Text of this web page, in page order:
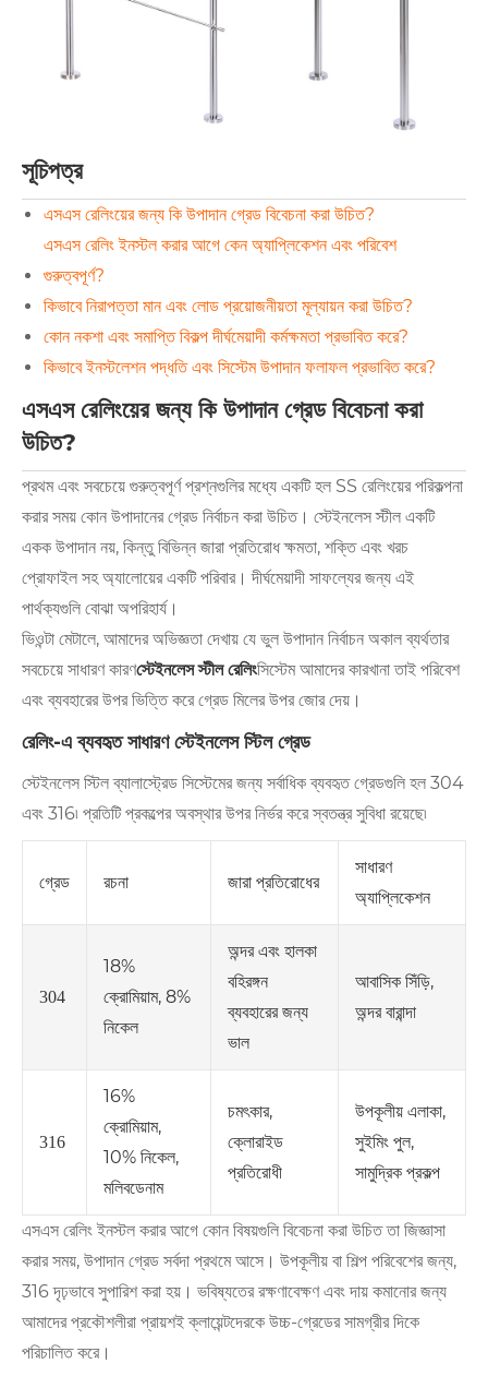
সূচিপত্র
এসএস রেলিংয়ের জন্য কি উপাদান গ্রেড বিবেচনা করা উচিত?
এসএস রেলিং ইনস্টল করার আগে কেন অ্যাপ্লিকেশন এবং পরিবেশ
গুরুত্বপূর্ণ?
কিভাবে নিরাপত্তা মান এবং লোড প্রয়োজনীয়তা মূল্যায়ন করা উচিত?
কোন নকশা এবং সমাপ্তি বিকল্প দীর্ঘমেয়াদী কর্মক্ষমতা প্রভাবিত করে?
কিভাবে ইনস্টলেশন পদ্ধতি এবং সিস্টেম উপাদান ফলাফল প্রভাবিত করে?
এসএস রেলিংয়ের জন্য কি উপাদান গ্রেড বিবেচনা করা
উচিত?
প্রথম এবং সবচেয়ে গুরুত্বপূর্ণ প্রশ্নগুলির মধ্যে একটি হল SS রেলিংয়ের পরিকল্পনা
করার সময় কোন উপাদানের গ্রেড নির্বাচন করা উচিত। স্টেইনলেস স্টীল একটি
একক উপাদান নয়, কিন্তু বিভিন্ন জারা প্রতিরোধ ক্ষমতা, শক্তি এবং খরচ
প্রোফাইল সহ অ্যালোয়ের একটি পরিবার। দীর্ঘমেয়াদী সাফল্যের জন্য এই
পার্থক্যগুলি বোঝা অপরিহার্য।
ভিওন্টা মেটালে, আমাদের অভিজ্ঞতা দেখায় যে ভুল উপাদান নির্বাচন অকাল ব্যর্থতার
সবচেয়ে সাধারণ কারণস্টেইনলেস স্টীল রেলিংসিস্টেম আমাদের কারখানা তাই পরিবেশ
এবং ব্যবহারের উপর ভিত্তি করে গ্রেড মিলের উপর জোর দেয়।
রেলিং-এ ব্যবহৃত সাধারণ স্টেইনলেস স্টিল গ্রেড
স্টেইনলেস স্টিল ব্যালাস্ট্রেড সিস্টেমের জন্য সর্বাধিক ব্যবহৃত গ্রেডগুলি হল 304
এবং 316৷ প্রতিটি প্রকল্পের অবস্থার উপর নির্ভর করে স্বতন্ত্র সুবিধা রয়েছে৷
গ্রেড রচনা জারা প্রতিরোধের
সাধারণ
অ্যাপ্লিকেশন
304
18%
ক্রোমিয়াম, 8%
নিকেল
অন্দর এবং হালকা
বহিরঙ্গন
ব্যবহারের জন্য
ভাল
আবাসিক সিঁড়ি,
অন্দর বারান্দা
316
16%
ক্রোমিয়াম,
10% নিকেল,
মলিবডেনাম
চমৎকার,
ক্লোরাইড
প্রতিরোধী
উপকূলীয় এলাকা,
সুইমিং পুল,
সামুদ্রিক প্রকল্প
এসএস রেলিং ইনস্টল করার আগে কোন বিষয়গুলি বিবেচনা করা উচিত তা জিজ্ঞাসা
করার সময়, উপাদান গ্রেড সর্বদা প্রথমে আসে। উপকূলীয় বা শিল্প পরিবেশের জন্য,
316 দৃঢ়ভাবে সুপারিশ করা হয়। ভবিষ্যতের রক্ষণাবেক্ষণ এবং দায় কমানোর জন্য
আমাদের প্রকৌশলীরা প্রায়শই ক্লায়েন্টদেরকে উচ্চ-গ্রেডের সামগ্রীর দিকে
পরিচালিত করে।